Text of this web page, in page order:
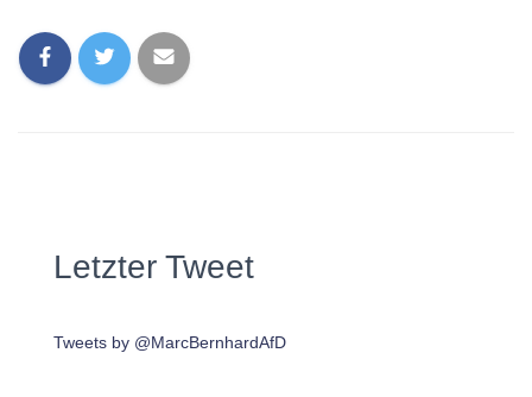
Letzter Tweet
Tweets by @MarcBernhardAfD